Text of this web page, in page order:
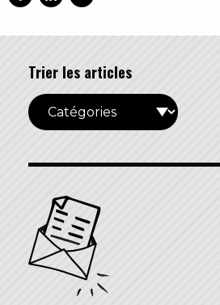
Trier les articles